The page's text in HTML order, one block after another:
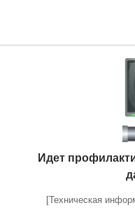
Идет
[Техническая